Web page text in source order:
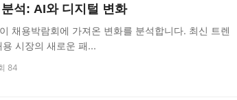
석: AI와 디지털 변화
채용박람회에 가져온 변화를 분석합니다. 최신 트렌
시장의 새로운 패...
84